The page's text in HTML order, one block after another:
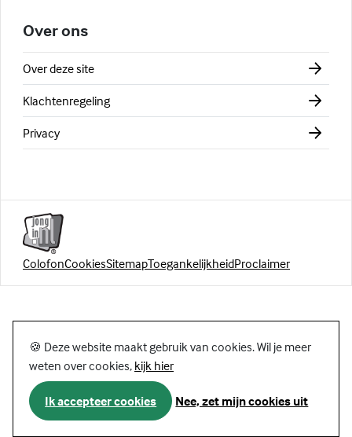
Over ons
Over deze site
Klachtenregeling
Privacy
ColofonCookiesSitemapToegankelijkheidProclaimer
🍪 Deze website maakt gebruik van cookies. Wil je meer
weten over cookies, kijk hier
Ik accepteer cookies Nee, zet mijn cookies uit